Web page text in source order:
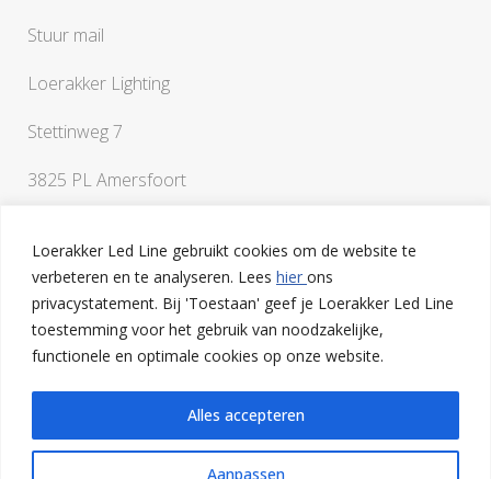
Loerakker Led Line gebruikt cookies om de website te
verbeteren en te analyseren. Lees hier ons
privacystatement. Bij 'Toestaan' geef je Loerakker Led Line
toestemming voor het gebruik van noodzakelijke,
functionele en optimale cookies op onze website.
Aanpassen
Alles accepteren
Stuur mail
Loerakker Lighting
Stettinweg 7
3825 PL Amersfoort
Als je vragen hebt of een klankbord nodig hebt bij het
uitwerken van je ideeën, ben je van harte welkom op onze
lichtstudio in Amersfoort